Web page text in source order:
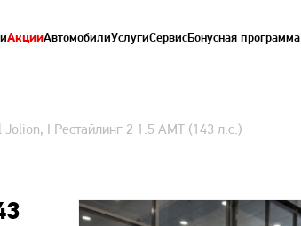
АкцииАвтомобилиУслугиСервисБонусная программа
Jolion, I Рестайлинг 2 1.5 AMT (143 л.с.)